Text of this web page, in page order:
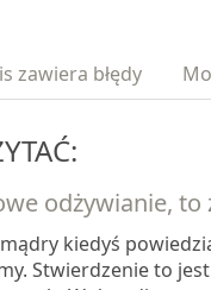
zawiera błędy
odżywianie, to
kiedyś
Stwierdzenie to